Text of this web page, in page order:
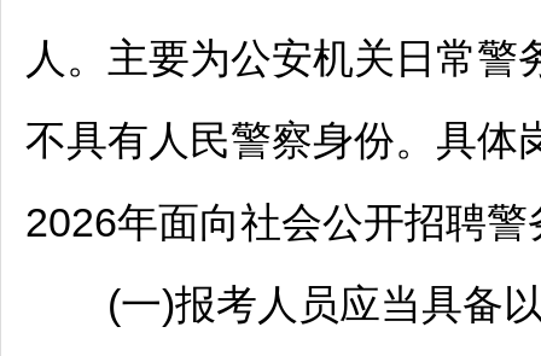
人。主要为公安机关日常
不具有人民警察身份。具体
2026年面向社会公开招聘警
(一)报考人员应当具备